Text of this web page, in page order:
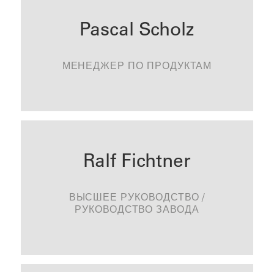
Pascal Scholz
МЕНЕДЖЕР ПО ПРОДУКТАМ
Ralf Fichtner
ВЫСШЕЕ РУКОВОДСТВО /
РУКОВОДСТВО ЗАВОДА
СВЯЗАТЬСЯ